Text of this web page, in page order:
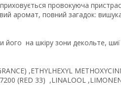
провокуюча
аромат, повний загадок:
на шкіру зони декольте, шиї
,ETHYLHEXYL
(RED 33) ,LINALOOL